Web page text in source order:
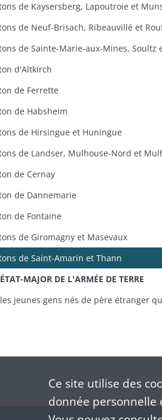
de Kaysersberg, Lapoutroie et
de Neuf-Brisach, Ribeauvillé et
de Sainte-Marie-aux-Mines, Soultz
d'Altkirch
de Ferrette
de Habsheim
de Hirsingue et Huningue
de Landser, Mulhouse-Nord et
de Cernay
de Dannemarie
de Fontaine
de Giromagny et Masevaux
de Saint-Amarin et Thann
MAJOR DE L'ARMÉE DE TERRE
Ce site utilise des
donnée personnelle